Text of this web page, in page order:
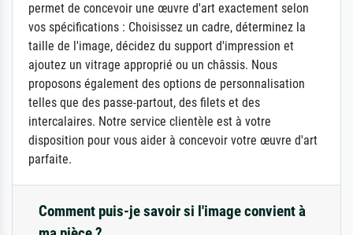
permet de concevoir une œuvre d'art exactement selon
vos spécifications : Choisissez un cadre, déterminez la
taille de l'image, décidez du support d'impression et
ajoutez un vitrage approprié ou un châssis. Nous
proposons également des options de personnalisation
telles que des passe-partout, des filets et des
intercalaires. Notre service clientèle est à votre
disposition pour vous aider à concevoir votre œuvre d'art
parfaite.
Comment puis-je savoir si l'image convient à